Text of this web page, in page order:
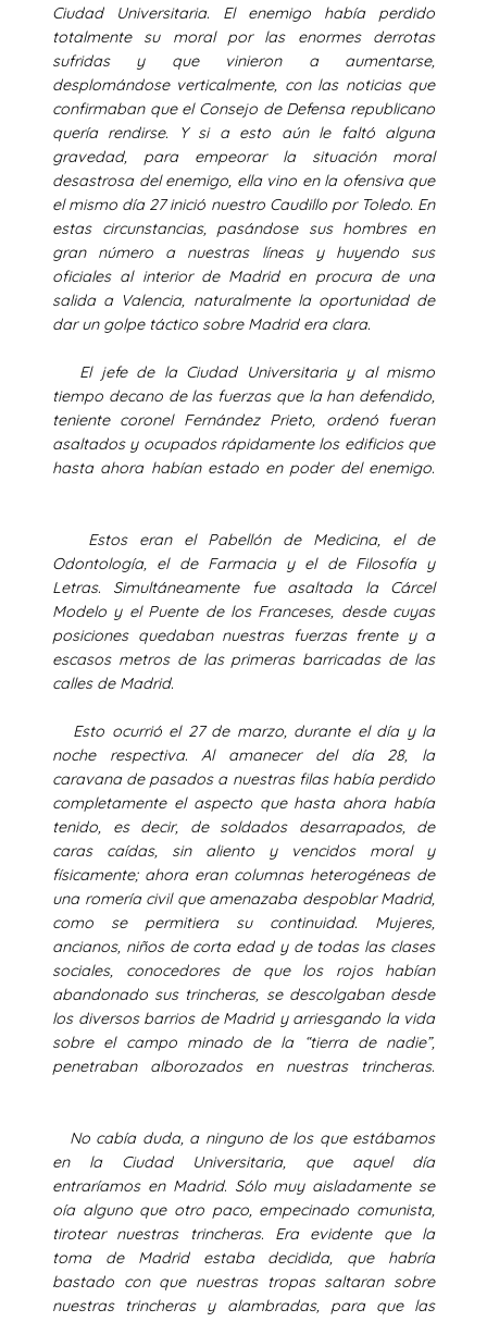
Ciudad Universitaria. El enemigo había perdido
totalmente su moral por las enormes derrotas
sufridas y que vinieron a aumentarse,
desplomándose verticalmente, con las noticias que
confirmaban que el Consejo de Defensa republicano
quería rendirse. Y si a esto aún le faltó alguna
gravedad, para empeorar la situación moral
desastrosa del enemigo, ella vino en la ofensiva que
el mismo día 27 inició nuestro Caudillo por Toledo. En
estas circunstancias, pasándose sus hombres en
gran número a nuestras líneas y huyendo sus
oficiales al interior de Madrid en procura de una
salida a Valencia, naturalmente la oportunidad de
dar un golpe táctico sobre Madrid era clara.
El jefe de la Ciudad Universitaria y al mismo
tiempo decano de las fuerzas que la han defendido,
teniente coronel Fernández Prieto, ordenó fueran
asaltados y ocupados rápidamente los edificios que
hasta ahora habían estado en poder del enemigo.
Estos eran el Pabellón de Medicina, el de
Odontología, el de Farmacia y el de Filosofía y
Letras. Simultáneamente fue asaltada la Cárcel
Modelo y el Puente de los Franceses, desde cuyas
posiciones quedaban nuestras fuerzas frente y a
escasos metros de las primeras barricadas de las
calles de Madrid.
Esto ocurrió el 27 de marzo, durante el día y la
noche respectiva. Al amanecer del día 28, la
caravana de pasados a nuestras filas había perdido
completamente el aspecto que hasta ahora había
tenido, es decir, de soldados desarrapados, de
caras caídas, sin aliento y vencidos moral y
físicamente; ahora eran columnas heterogéneas de
una romería civil que amenazaba despoblar Madrid,
como se permitiera su continuidad. Mujeres,
ancianos, niños de corta edad y de todas las clases
sociales, conocedores de que los rojos habían
abandonado sus trincheras, se descolgaban desde
los diversos barrios de Madrid y arriesgando la vida
sobre el campo minado de la “tierra de nadie”,
penetraban alborozados en nuestras trincheras.
No cabía duda, a ninguno de los que estábamos
en la Ciudad Universitaria, que aquel día
entraríamos en Madrid. Sólo muy aisladamente se
oía alguno que otro paco, empecinado comunista,
tirotear nuestras trincheras. Era evidente que la
toma de Madrid estaba decidida, que habría
bastado con que nuestras tropas saltaran sobre
nuestras trincheras y alambradas, para que las